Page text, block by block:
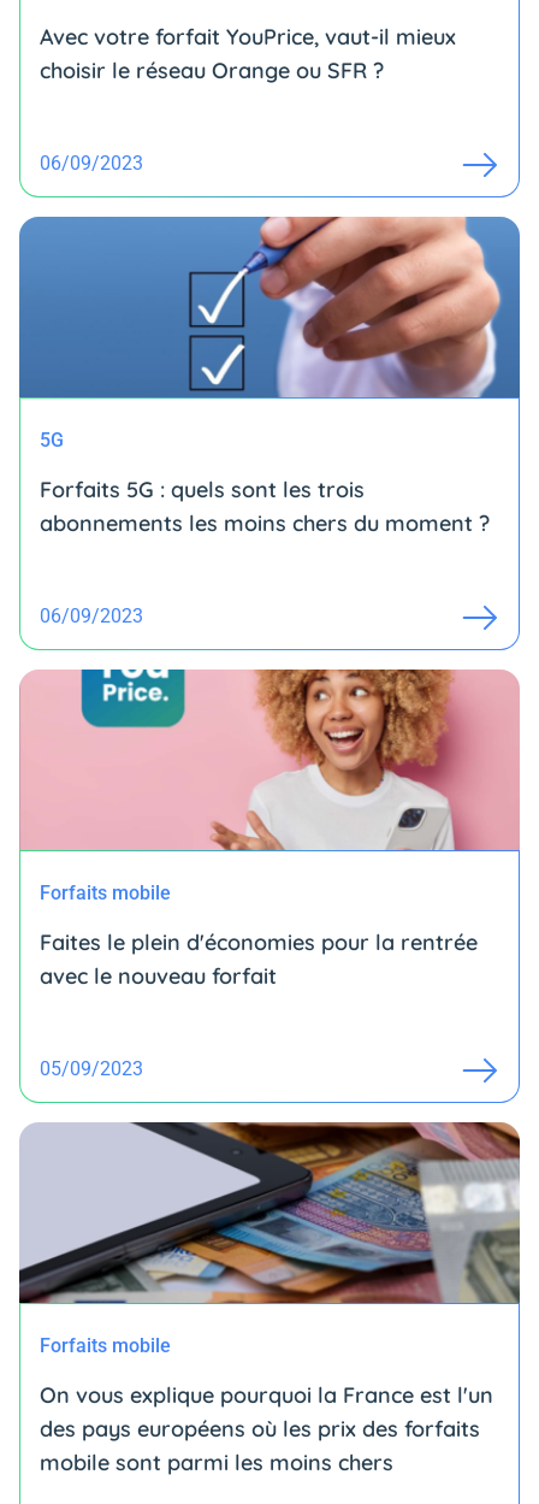
Avec votre forfait YouPrice, vaut-il mieux
choisir le réseau Orange ou SFR ?
06/09/2023
5G
Forfaits 5G : quels sont les trois
abonnements les moins chers du moment ?
06/09/2023
Forfaits mobile
Faites le plein d'économies pour la rentrée
avec le nouveau forfait
05/09/2023
Forfaits mobile
On vous explique pourquoi la France est l'un
des pays européens où les prix des forfaits
mobile sont parmi les moins chers